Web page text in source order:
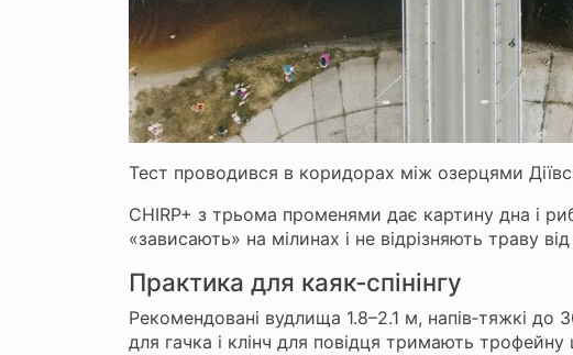
Тест проводився в коридорах між озерцями
CHIRP+ з трьома променями дає картину дна і
«зависають» на мілинах і не відрізняють траву
Практика для каяк‑спінінгу
Рекомендовані вудлища 1.8–2.1 м, напів‑тяжкі
для гачка і клінч для повідця тримають